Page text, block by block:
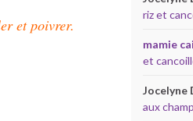
et poivrer.
riz et
mamie
et
Jocelyne
aux